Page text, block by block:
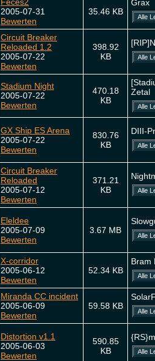
2005-07-31
Bewerten
35.46 KB
Grax
Circuit Breaker
Reloaded 1.2
2005-07-22
Bewerten
398.92
KB
Stadium Night
2005-07-22
Bewerten
470.18
KB
Zetal
GX Ship ES Arena
2005-07-22
Bewerten
830.76
KB
DIII-
Circuit Breaker
Reloaded
2005-07-12
Bewerten
371.21
KB
Eleldee
2005-07-09
Bewerten
3.67 MB
X-corridor
2005-06-12
Bewerten
52.34 KB
Bram
Miranda CC incident
2005-06-09
Bewerten
59.58 KB
Distortion v1.1
2005-06-03
Bewerten
590.85
KB